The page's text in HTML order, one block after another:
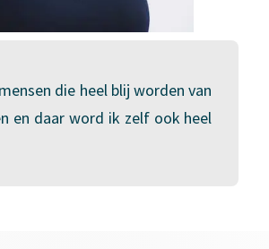
die heel blij worden van
en daar word ik zelf ook heel